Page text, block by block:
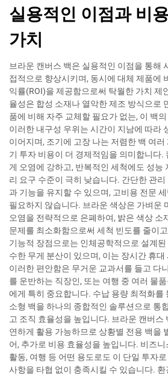
실용적인 이점과 비
가치
브라운 캔버스 백은 실용적인 이점을 통해
접적으로 향상시키며, 동시에 대체 제품에
익률(ROI)을 제공함으로써 탁월한 가치 제
율성은 합성 소재나 열악한 제조 방식으로
품에 비해 자주 교체할 필요가 없는, 이 백
이러한 내구성 우위는 시간이 지남에 따라
이어지며, 조기에 고장 나는 저렴한 백 여
기 투자 비용이 더 경제적임을 의미합니다.
게 오염에 강하고, 반복적인 세척에도 성능
리 요구 수준이 극히 낮습니다. 간단한 관
과 기능을 유지할 수 있으며, 고비용 전문
필요하지 않습니다. 브라운 색상은 가벼운
오염을 전략적으로 은폐하여, 밝은 색상 소
문제를 최소화함으로써 세척 빈도를 줄이
기능적 장점으로는 인체공학적으로 설계
수한 무게 분산이 있으며, 이는 장시간 휴
이러한 편안함은 무거운 교과서를 들고 다
를 운반하는 직장인, 또는 여행 중 여러 물
에게 특히 중요합니다. 수납 용량 최적화를
소형 백을 하나의 종합적인 솔루션으로 통
고 조직 효율성을 높입니다. 브라운 캔버스
연하게 활용 가능하므로 상황별 전용 백을
어, 추가로 비용 효율성을 높입니다. 비즈
활동, 여행 등 어떤 용도로도 이 단일 투자
사항을 타협 없이 충족시킬 수 있습니다.